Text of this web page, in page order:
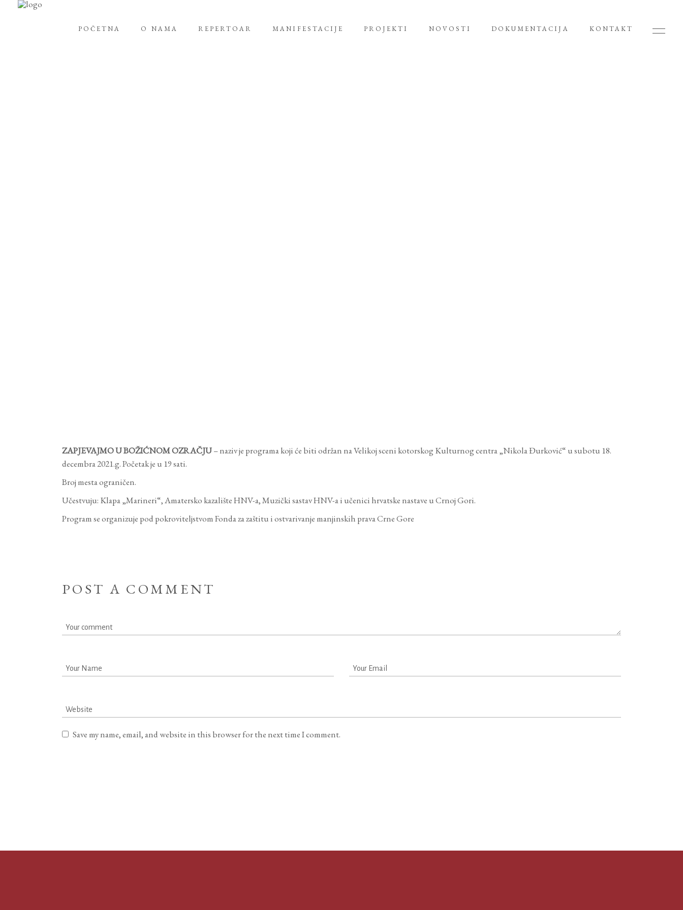
POČETNA O NAMA REPERTOAR MANIFESTACIJE PROJEKTI NOVOSTI DOKUMENTACIJA KONTAKT
ZAPJEVAJMO U BOŽIĆNOM OZRAČJU– naziv je programa koji će biti održan na Velikoj sceni kotorskog Kulturnog centra „Nikola Đurković“ u subotu 18.
decembra 2021.g. Početak je u 19 sati.
Broj mesta ograničen.
Učestvuju: Klapa „Marineri“, Amatersko kazalište HNV-a, Muzički sastav HNV-a i učenici hrvatske nastave u Crnoj Gori.
Program se organizuje pod pokroviteljstvom Fonda za zaštitu i ostvarivanje manjinskih prava Crne Gore
POST A COMMENT
Save my name, email, and website in this browser for the next time I comment.